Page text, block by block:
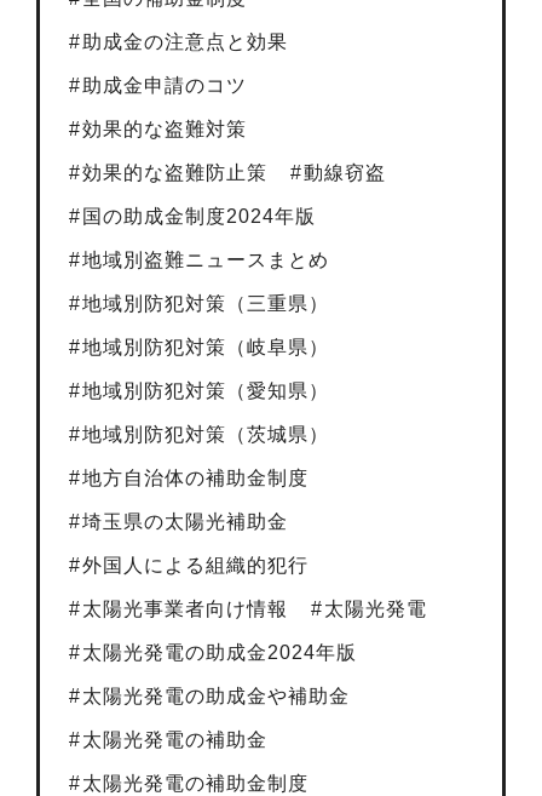
助成金の注意点と効果
助成金申請のコツ
効果的な盗難対策
効果的な盗難防止策 動線窃盗
国の助成金制度2024年版
地域別盗難ニュースまとめ
地域別防犯対策（三重県）
地域別防犯対策（岐阜県）
地域別防犯対策（愛知県）
地域別防犯対策（茨城県）
地方自治体の補助金制度
埼玉県の太陽光補助金
外国人による組織的犯行
太陽光事業者向け情報 太陽光発電
太陽光発電の助成金2024年版
太陽光発電の助成金や補助金
太陽光発電の補助金
太陽光発電の補助金制度